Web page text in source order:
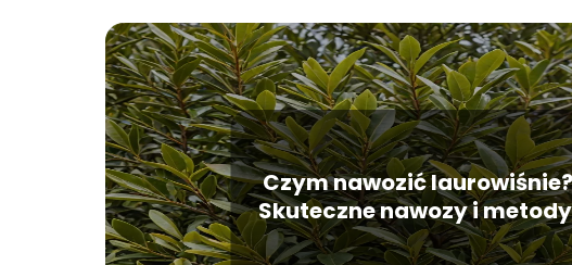
Czym nawozić laurowiśnie?
Skuteczne nawozy i